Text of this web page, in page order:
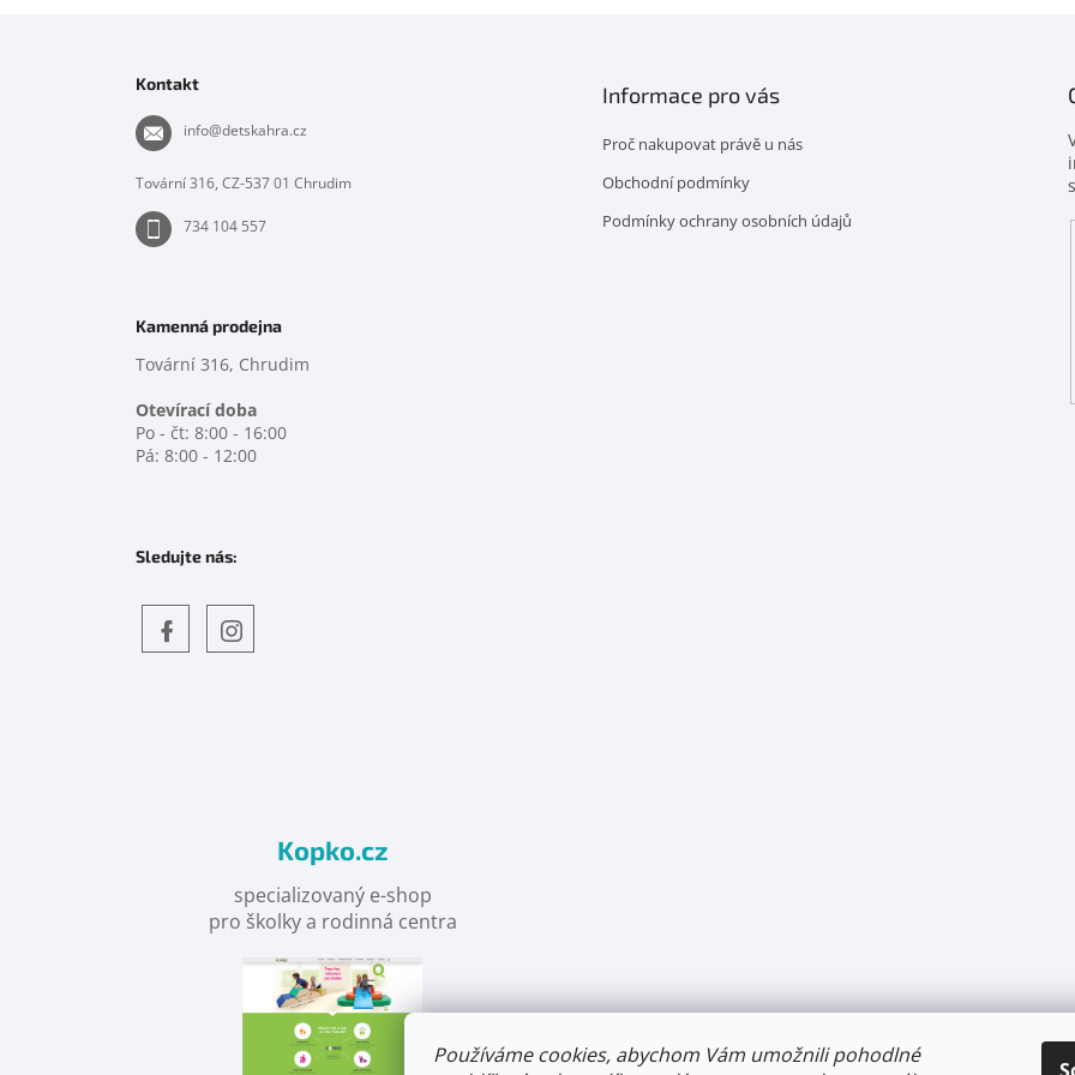
Používáme cookies, abychom Vám umožnili pohodlné
Kontakt
info@detskahra.cz
Tovární 316, CZ-537 01 Chrudim
734 104 557
Kamenná prodejna
Tovární 316, Chrudim
Otevírací doba
Po - čt: 8:00 - 16:00
Pá: 8:00 - 12:00
Sledujte nás:
Informace pro vás
Proč nakupovat právě u nás
Obchodní podmínky
Podmínky ochrany osobních údajů
Kopko.cz
specializovaný e-shop
pro školky a rodinná centra